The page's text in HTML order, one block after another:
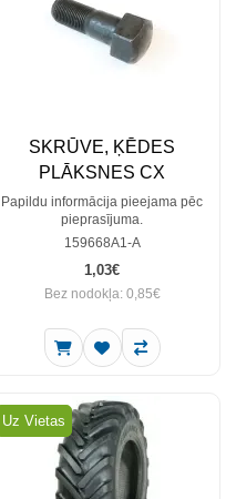
SKRŪVE, ĶĒDES
PLĀKSNES CX
Papildu informācija pieejama pēc
pieprasījuma.
159668A1-A
1,03€
Bez nodokļa: 0,85€
Uz Vietas